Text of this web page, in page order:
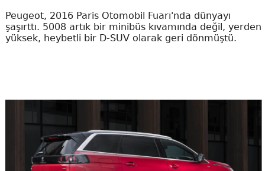
Peugeot, 2016 Paris Otomobil Fuarı'nda dünyayı
şaşırttı. 5008 artık bir minibüs kıvamında değil, yerden
yüksek, heybetli bir D-SUV olarak geri dönmüştü.